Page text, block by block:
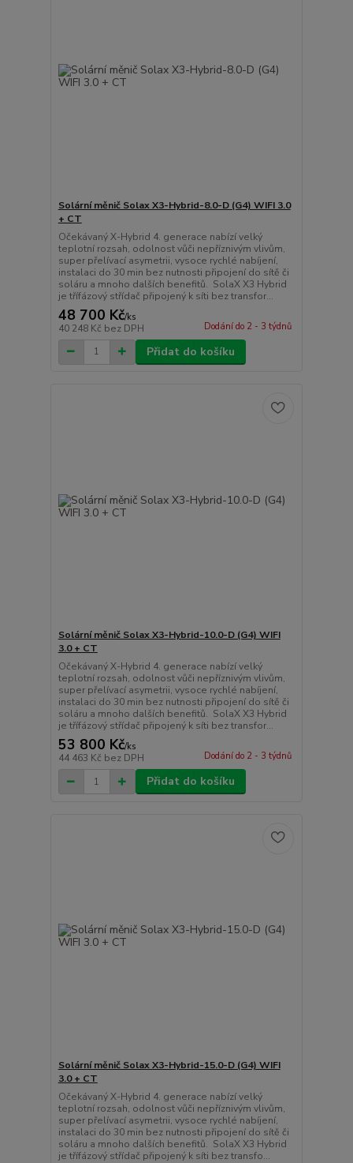
Solární měnič Solax X3-Hybrid-8.0-D (G4) WIFI 3.0
+ CT
Očekávaný X-Hybrid 4. generace nabízí velký
teplotní rozsah, odolnost vůči nepříznivým vlivům,
super přelívací asymetrii, vysoce rychlé nabíjení,
instalaci do 30 min bez nutnosti připojení do sítě či
soláru a mnoho dalších benefitů. SolaX X3 Hybrid
je třífázový střídač připojený k síti bez transfor...
48 700 Kč/ks
40 248 Kč bez DPH Dodání do 2 - 3 týdnů
Přidat do košíku
Solární měnič Solax X3-Hybrid-10.0-D (G4) WIFI
3.0 + CT
Očekávaný X-Hybrid 4. generace nabízí velký
teplotní rozsah, odolnost vůči nepříznivým vlivům,
super přelívací asymetrii, vysoce rychlé nabíjení,
instalaci do 30 min bez nutnosti připojení do sítě či
soláru a mnoho dalších benefitů. SolaX X3 Hybrid
je třífázový střídač připojený k síti bez transfor...
53 800 Kč/ks
44 463 Kč bez DPH Dodání do 2 - 3 týdnů
Přidat do košíku
Solární měnič Solax X3-Hybrid-15.0-D (G4) WIFI
3.0 + CT
Očekávaný X-Hybrid 4. generace nabízí velký
teplotní rozsah, odolnost vůči nepříznivým vlivům,
super přelívací asymetrii, vysoce rychlé nabíjení,
instalaci do 30 min bez nutnosti připojení do sítě či
soláru a mnoho dalších benefitů. SolaX X3 Hybrid
je třífázový střídač připojený k síti bez transfo...